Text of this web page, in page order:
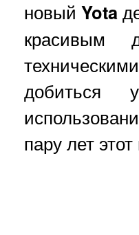
новыйYota
красивым
добиться
пару лет